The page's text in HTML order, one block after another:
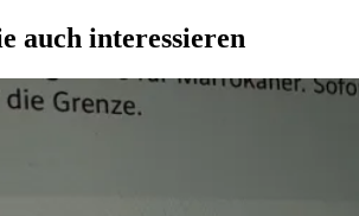
auch interessieren